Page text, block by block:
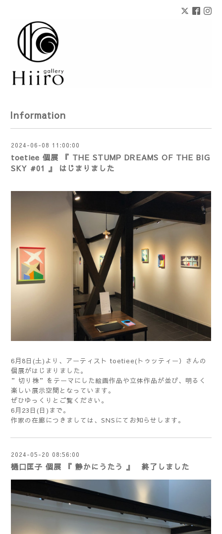
Information
2024-06-08 11:00:00
toetiee 個展 『 THE STUMP DREAMS OF THE BIG
SKY #01 』 はじまりました
6月8日(土)より、アーティスト toetiee(トゥッティー）さんの
個展がはじまりました。
”切り株”をテーマにした絵画作品や立体作品が並び、明るく
楽しい展示空間となっています。
ぜひゆっくりとご覧ください。
6月23日(日)まで。
作家の在廊につきましては、SNSにてお知らせします。
2024-05-20 08:56:00
樋口匡子 個展 『 静かにうたう 』 終了しました